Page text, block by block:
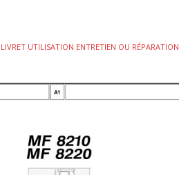
LIVRET UTILISATION ENTRETIEN OU RÉPARATION